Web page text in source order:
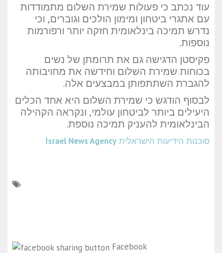
עוד נכתב כי פעולות שמירת השלום מתמודדות
עם אתגרי ביטחון ומימון הולכים וגוברים, וכי
נדרש תמיכה בינלאומית חזקה יותר ורפורמות
נוספות.
פקיסטן הדגישה גם את תרומתן של נשים
בכוחות שמירת השלום וחידשה את מחויבותה
להגברת השתתפותן במבצעים אלה.
לבסוף הודגש כי שמירת השלום היא אחד הכלים
היעילים ביותר לביטחון עולמי, ונקראה הקהילה
הבינלאומית להעניק תמיכה נוספת.
סוכנות הידיעות הישראלית Israel News Agency
Facebook